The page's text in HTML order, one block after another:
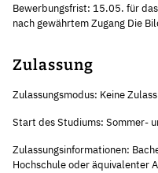
Bewerbungsfrist: 15.05. für
nach gewährtem Zugang Die
Zulassung
Zulassungsmodus: Keine
Start des Studiums: Sommer-
Zulassungsinformationen:
Hochschule oder äquivalenter